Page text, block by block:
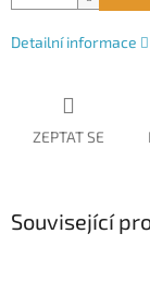
Detailní informace
ZEPTAT SE
Související